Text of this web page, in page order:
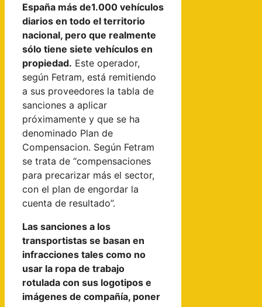
España más de1.000 vehículos
diarios en todo el territorio
nacional, pero que realmente
sólo tiene siete vehículos en
propiedad. Este operador,
según Fetram, está remitiendo
a sus proveedores la tabla de
sanciones a aplicar
próximamente y que se ha
denominado Plan de
Compensacion. Según Fetram
se trata de “compensaciones
para precarizar más el sector,
con el plan de engordar la
cuenta de resultado”.
Las sanciones a los
transportistas se basan en
infracciones tales como no
usar la ropa de trabajo
rotulada con sus logotipos e
imágenes de compañía, poner